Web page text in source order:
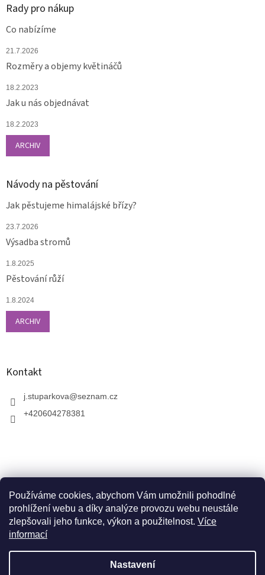
Používáme cookies, abychom Vám umožnili pohodlné
prohlížení webu a díky analýze provozu webu neustále
zlepšovali jeho funkce, výkon a použitelnost. Více
informací
Nastavení
V zahradnictví je možné osobně vybírat stromy a
dopravou. Otevřeno máme ve středu, v pátek a v neděli
Rady pro nákup
Co nabízíme
21.7.2026
Rozměry a objemy květináčů
18.2.2023
Jak u nás objednávat
18.2.2023
ARCHIV
Návody na pěstování
Jak pěstujeme himalájské břízy?
23.7.2026
Výsadba stromů
1.8.2025
Pěstování růží
1.8.2024
ARCHIV
Kontakt
j.stuparkova@seznam.cz
+420604278381